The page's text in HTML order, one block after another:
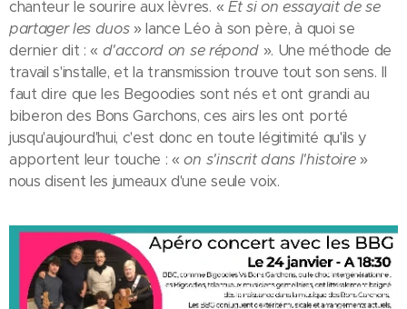
chanteur le sourire aux lèvres. « Et si on essayait de se
partager les duos» lance Léo à son père, à quoi se
dernier dit : « d'accord on se répond ». Une méthode de
travail s'installe, et la transmission trouve tout son sens. Il
faut dire que les Begoodies sont nés et ont grandi au
biberon des Bons Garchons, ces airs les ont porté
jusqu'aujourd'hui, c'est donc en toute légitimité qu'ils y
apportent leur touche : «on s'inscrit dans l'histoire»
nous disent les jumeaux d'une seule voix.